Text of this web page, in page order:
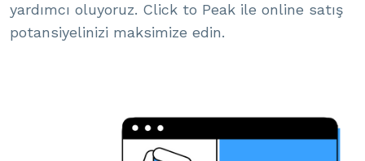
yardımcı oluyoruz. Click to Peak ile online satış
potansiyelinizi maksimize edin.